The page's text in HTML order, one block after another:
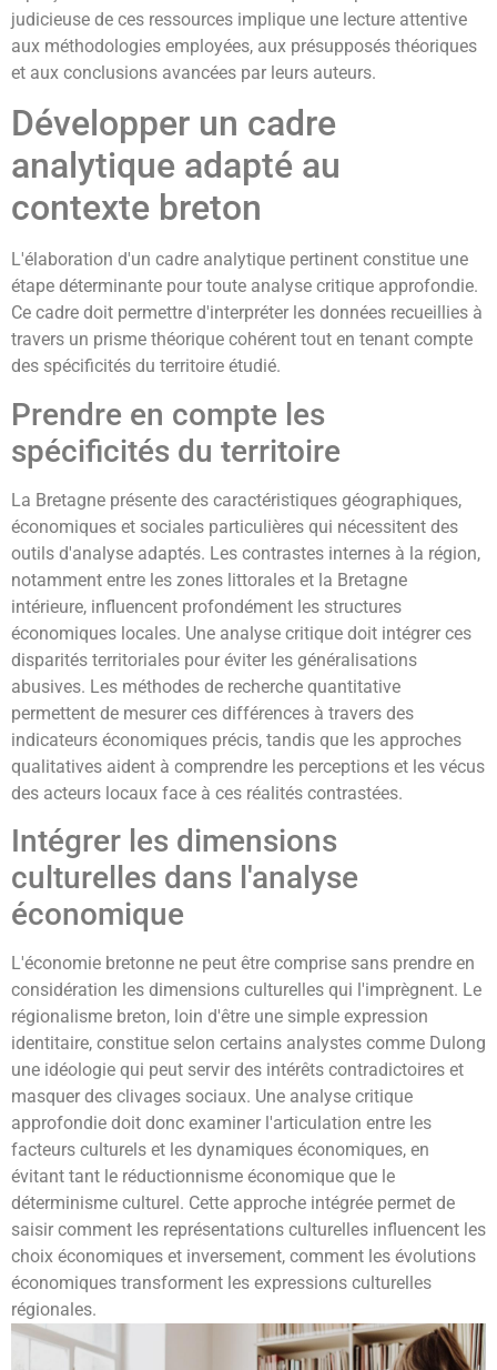
judicieuse de ces ressources implique une lecture attentive
aux méthodologies employées, aux présupposés théoriques
et aux conclusions avancées par leurs auteurs.
Développer un cadre
analytique adapté au
contexte breton
L'élaboration d'un cadre analytique pertinent constitue une
étape déterminante pour toute analyse critique approfondie.
Ce cadre doit permettre d'interpréter les données recueillies à
travers un prisme théorique cohérent tout en tenant compte
des spécificités du territoire étudié.
Prendre en compte les
spécificités du territoire
La Bretagne présente des caractéristiques géographiques,
économiques et sociales particulières qui nécessitent des
outils d'analyse adaptés. Les contrastes internes à la région,
notamment entre les zones littorales et la Bretagne
intérieure, influencent profondément les structures
économiques locales. Une analyse critique doit intégrer ces
disparités territoriales pour éviter les généralisations
abusives. Les méthodes de recherche quantitative
permettent de mesurer ces différences à travers des
indicateurs économiques précis, tandis que les approches
qualitatives aident à comprendre les perceptions et les vécus
des acteurs locaux face à ces réalités contrastées.
Intégrer les dimensions
culturelles dans l'analyse
économique
L'économie bretonne ne peut être comprise sans prendre en
considération les dimensions culturelles qui l'imprègnent. Le
régionalisme breton, loin d'être une simple expression
identitaire, constitue selon certains analystes comme Dulong
une idéologie qui peut servir des intérêts contradictoires et
masquer des clivages sociaux. Une analyse critique
approfondie doit donc examiner l'articulation entre les
facteurs culturels et les dynamiques économiques, en
évitant tant le réductionnisme économique que le
déterminisme culturel. Cette approche intégrée permet de
saisir comment les représentations culturelles influencent les
choix économiques et inversement, comment les évolutions
économiques transforment les expressions culturelles
régionales.